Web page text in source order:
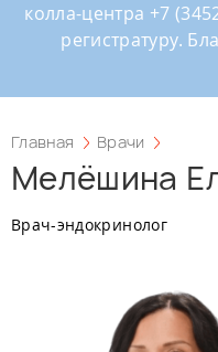
колла-центра +7
регистратуру.
Главная Врачи
Мелёшина
Врач-эндокринолог